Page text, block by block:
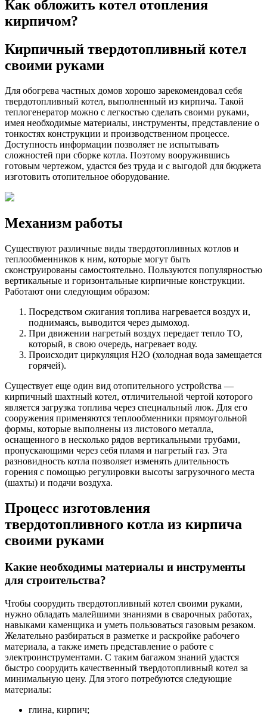
Как обложить котел отопления
кирпичом?
Кирпичный твердотопливный котел
своими руками
Для обогрева частных домов хорошо зарекомендовал себя
твердотопливный котел, выполненный из кирпича. Такой
теплогенератор можно с легкостью сделать своими руками,
имея необходимые материалы, инструменты, представление о
тонкостях конструкции и производственном процессе.
Доступность информации позволяет не испытывать
сложностей при сборке котла. Поэтому вооружившись
готовым чертежом, удастся без труда и с выгодой для бюджета
изготовить отопительное оборудование.
Механизм работы
Существуют различные виды твердотопливных котлов и
теплообменников к ним, которые могут быть
сконструированы самостоятельно. Пользуются популярностью
вертикальные и горизонтальные кирпичные конструкции.
Работают они следующим образом:
Посредством сжигания топлива нагревается воздух и,
поднимаясь, выводится через дымоход.
При движении нагретый воздух передает тепло ТО,
который, в свою очередь, нагревает воду.
Происходит циркуляция Н2О (холодная вода замещается
горячей).
Существует еще один вид отопительного устройства —
кирпичный шахтный котел, отличительной чертой которого
является загрузка топлива через специальный люк. Для его
сооружения применяются теплообменники прямоугольной
формы, которые выполнены из листового металла,
оснащенного в несколько рядов вертикальными трубами,
пропускающими через себя пламя и нагретый газ. Эта
разновидность котла позволяет изменять длительность
горения с помощью регулировки высоты загрузочного места
(шахты) и подачи воздуха.
Процесс изготовления
твердотопливного котла из кирпича
своими руками
Какие необходимы материалы и инструменты
для строительства?
Чтобы соорудить твердотопливный котел своими руками,
нужно обладать малейшими знаниями в сварочных работах,
навыками каменщика и уметь пользоваться газовым резаком.
Желательно разбираться в разметке и раскройке рабочего
материала, а также иметь представление о работе с
электроинструментами. С таким багажом знаний удастся
быстро соорудить качественный твердотопливный котел за
минимальную цену. Для этого потребуются следующие
материалы:
глина, кирпич;